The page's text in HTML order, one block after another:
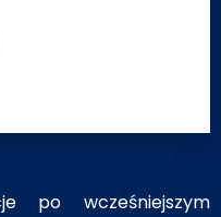
po wcześniejszym